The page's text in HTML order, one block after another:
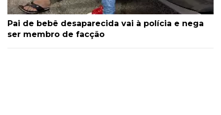
Pai de bebê desaparecida vai à polícia e nega
ser membro de facção